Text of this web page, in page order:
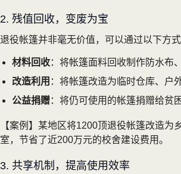
2. 残值回收，变废为宝
退役帐篷并非毫无价值，可以通过以下方式
材料回收：将帐篷面料回收制作防水布
改造利用 ：将帐篷改造为临时仓库、户
公益捐赠：将仍可使用的帐篷捐赠给贫
【案例】某地区将1200顶退役帐篷改造为
室，节省了近200万元的校舍建设费用。
3. 共享机制，提高使用效率